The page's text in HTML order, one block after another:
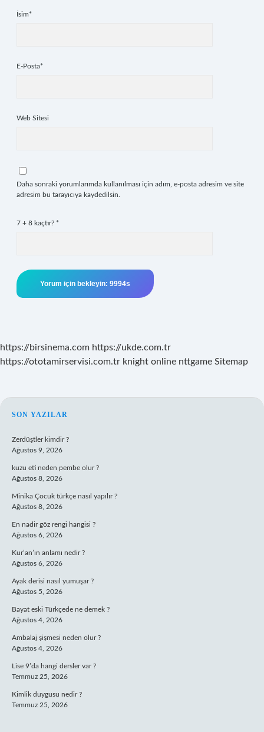
İsim*
E-Posta*
Web Sitesi
Daha sonraki yorumlarımda kullanılması için adım, e-posta adresim ve site
adresim bu tarayıcıya kaydedilsin.
7 + 8 kaçtır? *
https://birsinema.com https://ukde.com.tr
https://ototamirservisi.com.tr knight online nttgame Sitemap
SIDEBAR
SON YAZILAR
Zerdüştler kimdir ?
Ağustos 9, 2026
kuzu eti neden pembe olur ?
Ağustos 8, 2026
Minika Çocuk türkçe nasıl yapılır ?
Ağustos 8, 2026
En nadir göz rengi hangisi ?
Ağustos 6, 2026
Kur’an’ın anlamı nedir ?
Ağustos 6, 2026
Ayak derisi nasıl yumuşar ?
Ağustos 5, 2026
Bayat eski Türkçede ne demek ?
Ağustos 4, 2026
Ambalaj şişmesi neden olur ?
Ağustos 4, 2026
Lise 9’da hangi dersler var ?
Temmuz 25, 2026
Kimlik duygusu nedir ?
Temmuz 25, 2026